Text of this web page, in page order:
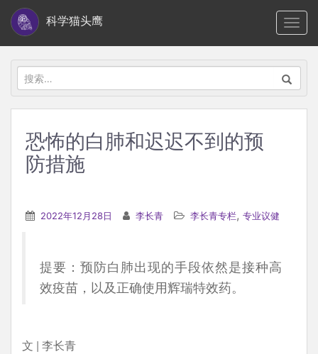
i
科学猫头鹰
搜
索：
恐怖的白肺和迟迟不到的预
防措施
2022年12月28日 李长青 李长青专栏, 专业议健
提要：预防白肺出现的手段依然是接种高
效疫苗，以及正确使用辉瑞特效药。
文 | 李长青